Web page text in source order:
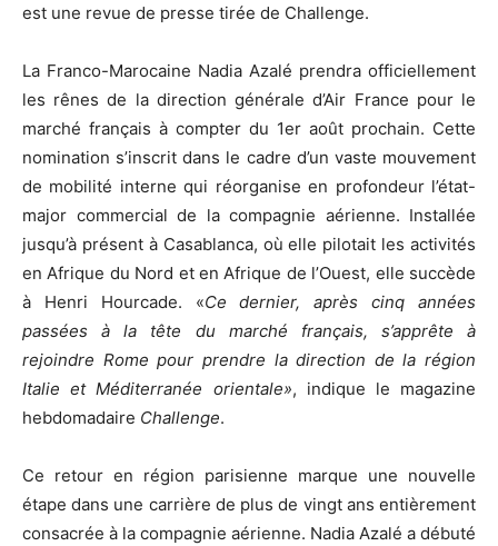
est une revue de presse tirée de Challenge.
La Franco-Marocaine Nadia Azalé prendra officiellement
les rênes de la direction générale d’Air France pour le
marché français à compter du 1er août prochain. Cette
nomination s’inscrit dans le cadre d’un vaste mouvement
de mobilité interne qui réorganise en profondeur l’état-
major commercial de la compagnie aérienne. Installée
jusqu’à présent à Casablanca, où elle pilotait les activités
en Afrique du Nord et en Afrique de l’Ouest, elle succède
à Henri Hourcade. «Ce dernier, après cinq années
passées à la tête du marché français, s’apprête à
rejoindre Rome pour prendre la direction de la région
Italie et Méditerranée orientale», indique le magazine
hebdomadaire Challenge.
Ce retour en région parisienne marque une nouvelle
étape dans une carrière de plus de vingt ans entièrement
consacrée à la compagnie aérienne. Nadia Azalé a débuté